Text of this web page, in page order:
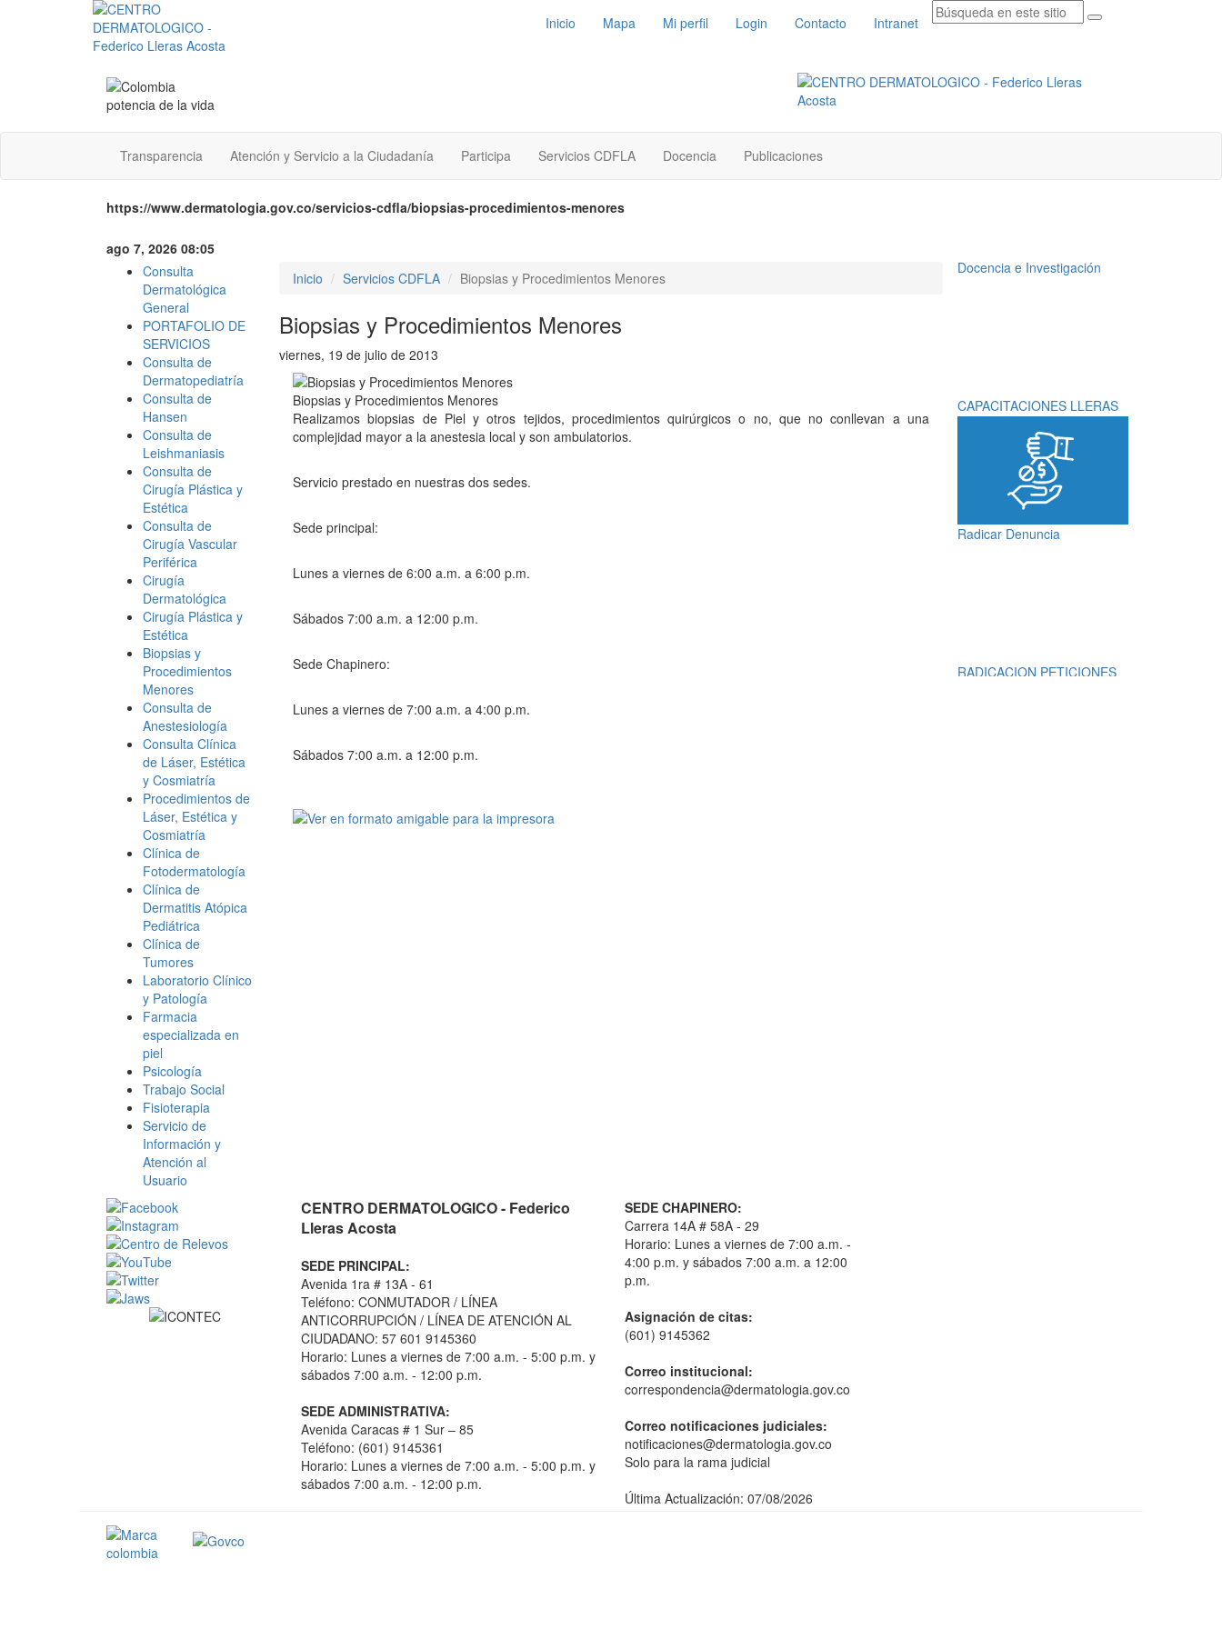
Inicio Mapa Mi perfil Login Contacto Intranet
Transparencia Atención y Servicio a la Ciudadanía Participa Servicios CDFLA Docencia Publicaciones
https://www.dermatologia.gov.co/servicios-cdfla/biopsias-procedimientos-menores
ago 7, 2026 08:05
Consulta
Dermatológica
General
PORTAFOLIO DE
SERVICIOS
Consulta de
Dermatopediatría
Consulta de
Hansen
Consulta de
Leishmaniasis
Consulta de
Cirugía Plástica y
Estética
Consulta de
Cirugía Vascular
Periférica
Cirugía
Dermatológica
Cirugía Plástica y
Estética
Biopsias y
Procedimientos
Menores
Consulta de
Anestesiología
Consulta Clínica
de Láser, Estética
y Cosmiatría
Procedimientos de
Láser, Estética y
Cosmiatría
Clínica de
Fotodermatología
Clínica de
Dermatitis Atópica
Pediátrica
Clínica de
Tumores
Laboratorio Clínico
y Patología
Farmacia
especializada en
piel
Psicología
Trabajo Social
Fisioterapia
Servicio de
Información y
Atención al
Usuario
Inicio Servicios CDFLA Biopsias y Procedimientos Menores
Biopsias y Procedimientos Menores
viernes, 19 de julio de 2013
Biopsias y Procedimientos Menores
Realizamos biopsias de Piel y otros tejidos, procedimientos quirúrgicos o no, que no conllevan a una
complejidad mayor a la anestesia local y son ambulatorios.
Servicio prestado en nuestras dos sedes.
Sede principal:
Lunes a viernes de 6:00 a.m. a 6:00 p.m.
Sábados 7:00 a.m. a 12:00 p.m.
Sede Chapinero:
Lunes a viernes de 7:00 a.m. a 4:00 p.m.
Sábados 7:00 a.m. a 12:00 p.m.
INSTITUCIONAL
Docencia e Investigación
CAPACITACIONES LLERAS
Radicar Denuncia
RADICACION PETICIONES
CENTRO DERMATOLOGICO - Federico
Lleras Acosta
SEDE PRINCIPAL:
Avenida 1ra # 13A - 61
Teléfono: CONMUTADOR / LÍNEA
ANTICORRUPCIÓN / LÍNEA DE ATENCIÓN AL
CIUDADANO: 57 601 9145360
Horario: Lunes a viernes de 7:00 a.m. - 5:00 p.m. y
sábados 7:00 a.m. - 12:00 p.m.
SEDE ADMINISTRATIVA:
Avenida Caracas # 1 Sur – 85
Teléfono: (601) 9145361
Horario: Lunes a viernes de 7:00 a.m. - 5:00 p.m. y
sábados 7:00 a.m. - 12:00 p.m.
SEDE CHAPINERO:
Carrera 14A # 58A - 29
Horario: Lunes a viernes de 7:00 a.m. -
4:00 p.m. y sábados 7:00 a.m. a 12:00
p.m.
Asignación de citas:
(601) 9145362
Correo institucional:
correspondencia@dermatologia.gov.co
Correo notificaciones judiciales:
notificaciones@dermatologia.gov.co
Solo para la rama judicial
Última Actualización: 07/08/2026